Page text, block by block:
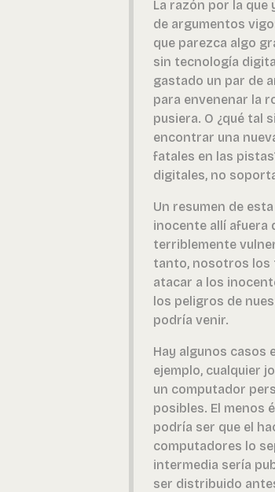
La razón por la que
de argumentos
que parezca algo
sin tecnología
gastado un par de
para envenenar la
pusiera. O ¿qué tal
encontrar una
fatales en las
digitales, no
Un resumen de
inocente allí afuera
terriblemente
tanto, nosotros los
atacar a los
los peligros de
podría venir.
Hay algunos casos
ejemplo, cualquier
un computador
posibles. El menos
podría ser que el
computadores lo
intermedia sería
ser distribuido